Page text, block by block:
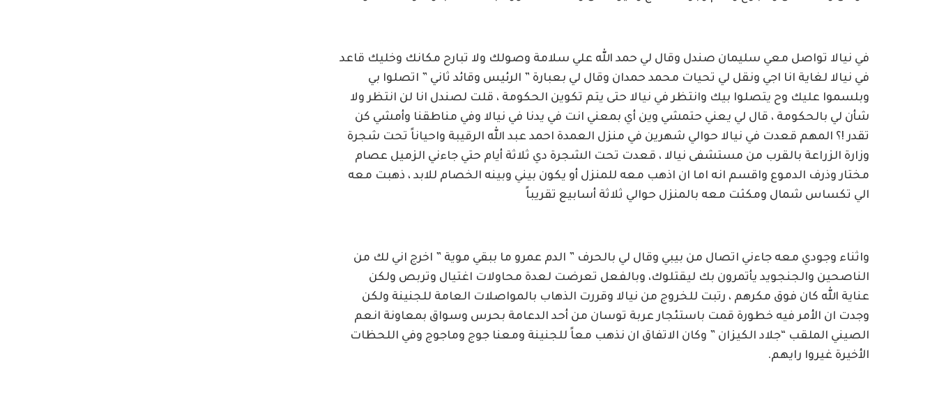
في نيالا تواصل معي سليمان صندل وقال لي حمد الله علي سلامة وصولك ولا تبارح مكانك وخليك قاعد
في نيالا لغاية انا اجي ونقل لي تحيات محمد حمدان وقال لي بعبارة ” الرئيس وقائد ثاني ” اتصلوا بي
وبلسموا عليك وح يتصلوا بيك وانتظر في نيالا حتى يتم تكوين الحكومة ، قلت لصندل انا لن انتظر ولا
شأن لي بالحكومة ، قال لي يعني حتمشي وين أي بمعني انت في يدنا في نيالا وفي مناطقنا وأمشي كن
تقدر !؟ المهم قعدت في نيالا حوالي شهرين في منزل العمدة احمد عبد الله الرقيبة واحياناً تحت شجرة
وزارة الزراعة بالقرب من مستشفى نيالا ، قعدت تحت الشجرة دي ثلاثة أيام حتي جاءني الزميل عصام
مختار وذرف الدموع واقسم انه اما ان اذهب معه للمنزل أو يكون بيني وبينه الخصام للابد ، ذهبت معه
الي تكساس شمال ومكثت معه بالمنزل حوالي ثلاثة أسابيع تقريباً
واثناء وجودي معه جاءني اتصال من بيبي وقال لي بالحرف ” الدم عمرو ما ببقي موية ” اخرج اني لك من
الناصحين والجنجويد يأتمرون بك ليقتلوك، وبالفعل تعرضت لعدة محاولات اغتيال وتربص ولكن
عناية الله كان فوق مكرهم ، رتبت للخروج من نيالا وقررت الذهاب بالمواصلات العامة للجنينة ولكن
وجدت ان الأمر فيه خطورة قمت باستئجار عربة توسان من أحد الدعامة بحرس وسواق بمعاونة انعم
الصيني الملقب “جلاد الكيزان ” وكان الاتفاق ان نذهب معاً للجنينة ومعنا جوج وماجوج وفي اللحظات
الأخيرة غيروا رايهم.